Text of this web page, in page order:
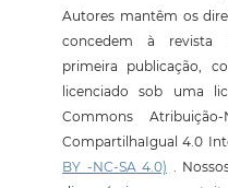
Autores mantêm os
concedem à
primeira publicação,
licenciado sob uma
Commons Atribuição-
CompartilhaIgual 4.0
BY -NC-SA 4.0) .